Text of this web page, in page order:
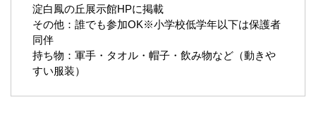
淀白鳳の丘展示館HPに掲載
その他：誰でも参加OK※小学校低学年以下は保護者
同伴
持ち物：軍手・タオル・帽子・飲み物など（動きや
すい服装）